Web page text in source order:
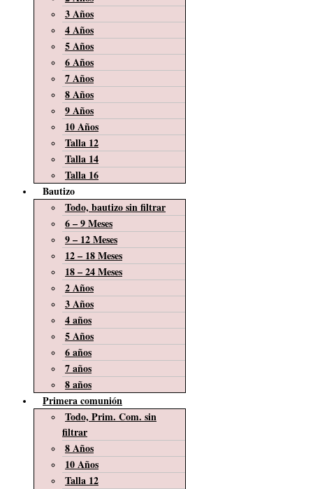
3 Años
4 Años
5 Años
6 Años
7 Años
8 Años
9 Años
10 Años
Talla 12
Talla 14
Talla 16
Bautizo
Todo, bautizo sin filtrar
6 – 9 Meses
9 – 12 Meses
12 – 18 Meses
18 – 24 Meses
2 Años
3 Años
4 años
5 Años
6 años
7 años
8 años
Primera comunión
Todo, Prim. Com. sin
filtrar
8 Años
10 Años
Talla 12